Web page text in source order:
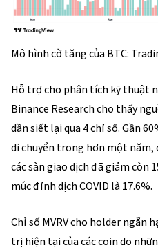
Mô hình cờ tăng của BTC:
Hỗ trợ cho phân tích kỹ thuật
Binance Research cho thấy
dần siết lại qua 4 chỉ số. Gần
di chuyển trong hơn một
các sàn giao dịch đã giảm còn
mức đỉnh dịch COVID là 17.6%.
Chỉ số MVRV cho holder ngắn
trị hiện tại của các coin do